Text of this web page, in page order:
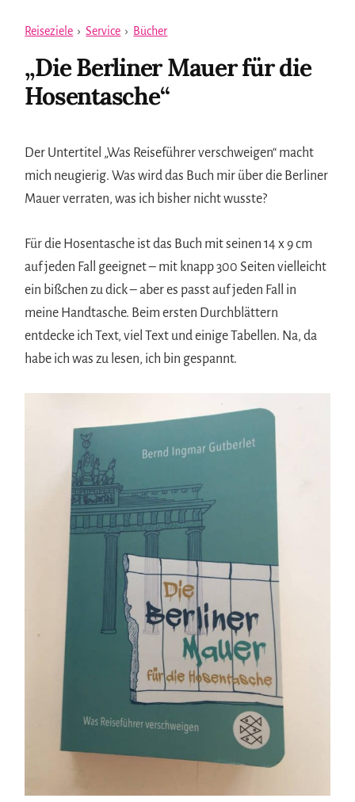
Reiseziele › Service › Bücher
„Die Berliner Mauer für die
Hosentasche“
Der Untertitel „Was Reiseführer verschweigen“ macht
mich neugierig. Was wird das Buch mir über die Berliner
Mauer verraten, was ich bisher nicht wusste?
Für die Hosentasche ist das Buch mit seinen 14 x 9 cm
auf jeden Fall geeignet – mit knapp 300 Seiten vielleicht
ein bißchen zu dick – aber es passt auf jeden Fall in
meine Handtasche. Beim ersten Durchblättern
entdecke ich Text, viel Text und einige Tabellen. Na, da
habe ich was zu lesen, ich bin gespannt.